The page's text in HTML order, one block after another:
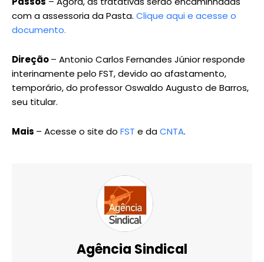
com a assessoria da Pasta. Clique aqui e acesse o
documento.
Direção– Antonio Carlos Fernandes Júnior responde
interinamente pelo FST, devido ao afastamento,
temporário, do professor Oswaldo Augusto de Barros,
seu titular.
Mais – Acesse o site do FST e daCNTA.
Agência Sindical